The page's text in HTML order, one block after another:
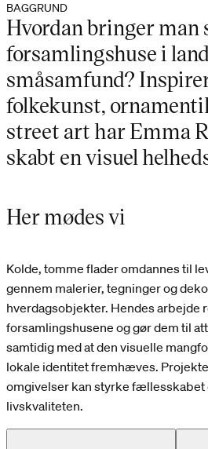
BAGGRUND
Hvordan bringer
forsamlingshuse i
småsamfund?
folkekunst,
street art har Emma
skabt en visuel
Her mødes vi
Kolde, tomme flader omdannes til
gennem malerier, tegninger og
hverdagsobjekter. Hendes arbejde
forsamlingshusene og gør dem til
samtidig med at den visuelle
lokale identitet fremhæves.
omgivelser kan styrke fællesskabet
livskvaliteten.